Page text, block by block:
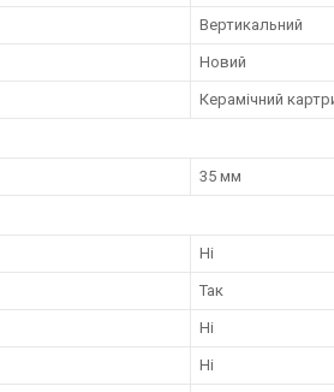
Вертикальний
Новий
Керамічний
35 мм
Ні
Так
Ні
Ні